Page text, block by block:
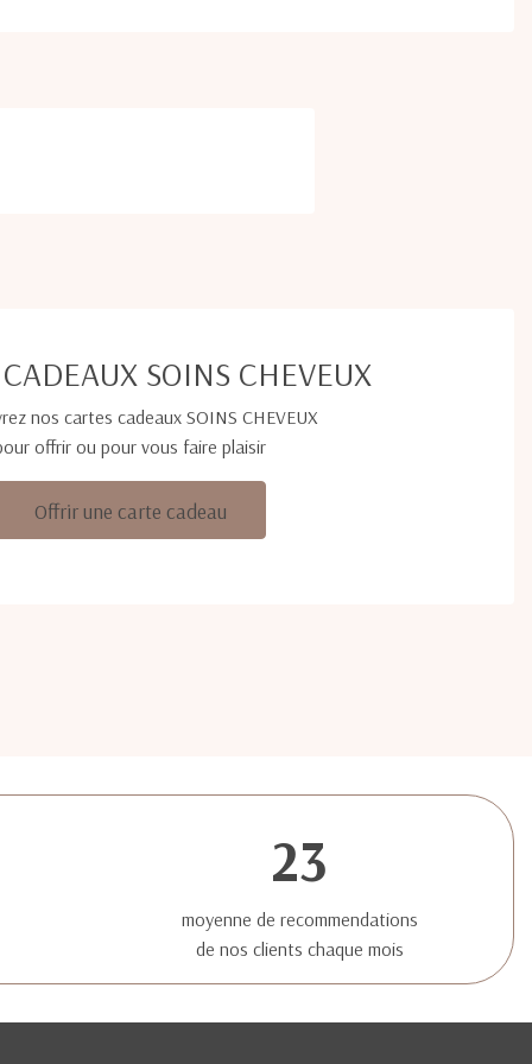
SOINS CHEVEUX
nos cartes cadeaux SOINS CHEVEUX
offrir ou pour vous faire plaisir
Offrir une carte cadeau
23
moyenne de recommendations
de nos clients chaque mois